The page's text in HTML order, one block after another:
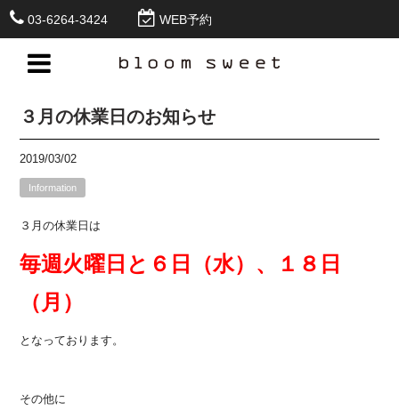
03-6264-3424 WEB予約
３月の休業日のお知らせ
2019/03/02
Information
３月の休業日は
毎週火曜日と６日（水）、１８日
（月）
となっております。
その他に